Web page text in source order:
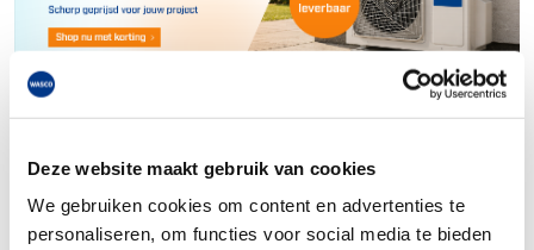
Deze website maakt gebruik van cookies
We gebruiken cookies om content en advertenties te
personaliseren, om functies voor social media te bieden